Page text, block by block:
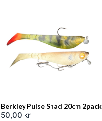
Berkley Pulse Shad 20cm 2pack
50,00 kr